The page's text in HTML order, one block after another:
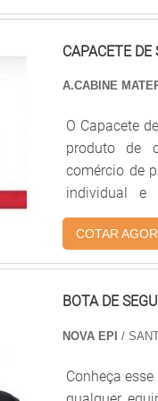
proporcionar
são
eletricista,
produtos e
que ficam
mais são a
duradouras.
atender.MAIS
possível
(EPI).
CAPACETE
A.CABINE
O Capacete
produto de
comércio de
individual e
protegido,
clientes o
COTAR
BOTA DE
NOVA EPI /
Conheça